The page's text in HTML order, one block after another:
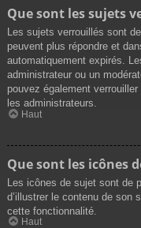
Que sont les sujets
Les sujets verrouillés sont
peuvent plus répondre et
automatiquement expirés.
administrateur ou un
pouvez également
les administrateurs.
Haut
Que sont les icônes
Les icônes de sujet sont de
d’illustrer le contenu de son
cette fonctionnalité.
Haut